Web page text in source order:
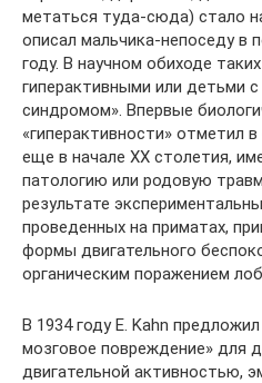
метаться туда-сюда) стало
описал мальчика-непоседу в
году. В научном обиходе
гиперактивными или детьми с
синдромом». Впервые
«гиперактивности» отметил
еще в начале ХХ столетия,
патологию или родовую
результате
проведенных на приматах,
формы двигательного
органическим поражением
В 1934 году E. Kahn
мозговое повреждение» для
двигательной активностью,